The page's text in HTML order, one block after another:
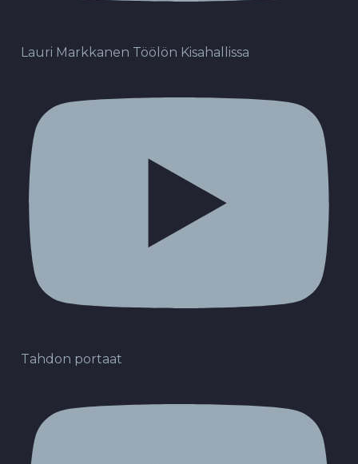
Lauri Markkanen Töölön Kisahallissa
Tahdon portaat